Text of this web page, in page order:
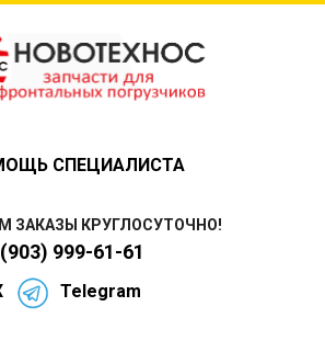
СПЕЦИАЛИСТА
ЗАКАЗЫ КРУГЛОСУТОЧНО!
999-61-61
Telegram